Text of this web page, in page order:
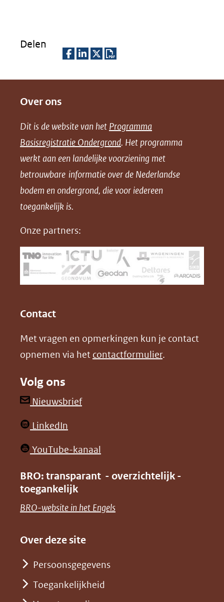
Delen
n
o
p
F
a
c
b
o
o
k
venster)
(verwijst
een
andere
n
o
p
L
i
e
d
I
n
venster)
(verwijst
andere
n
o
p
X
(opent
(verwijst
l
o
a
d
P
Over ons
Dit is de website van het Programma
Basisregistratie Ondergrond. Het programma
werkt aan een landelijke voorziening met
betrouwbare informatie over de Nederlandse
bodem en ondergrond, die voor iedereen
toegankelijk is.
Onze partners:
Contact
Met vragen en opmerkingen kun je contact
opnemen via het contactformulier.
Volg ons
Nieuwsbrief(opent
venster)
naar
andere
LinkedIn
nieuw
venster)
(verwijst
naar
andere
YouTube-kanaal
nieuw
(verwijst
andere
BRO: transparant - overzichtelijk -
toegankelijk
BRO-website in het Engels(opent
Over deze site
Persoonsgegevens
Toegankelijkheid